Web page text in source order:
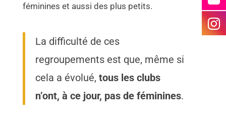
féminines et aussi des plus petits.
La difficulté de ces
regroupements est que, même si
cela a évolué,tous les clubs
n’ont, à ce jour, pas de féminines.